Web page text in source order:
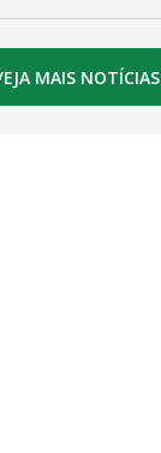
MAIS NOTÍCIAS